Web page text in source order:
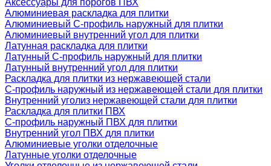
Аксессуары для порогов ПВХ
Алюминиевая раскладка для плитки
Алюминиевый С-профиль наружный для плитки
Алюминиевый внутренний угол для плитки
Латунная раскладка для плитки
Латунный С-профиль наружный для плитки
Латунный внутренний угол для плитки
Раскладка для плитки из нержавеющей стали
С-профиль наружный из нержавеющей стали для плитки
Внутренний уголиз нержавеющей стали для плитки
Раскладка для плитки ПВХ
С-профиль наружный ПВХ для плитки
Внутренний угол ПВХ для плитки
Алюминиевые уголки отделочные
Латунные уголки отделочные